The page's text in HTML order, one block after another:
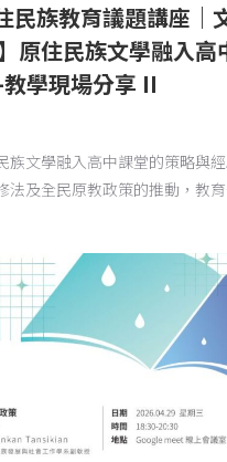
民族教育議題講座｜
原住民族文學融入高
學現場分享 II
族文學融入高中課堂的策略與
法及全民原教政策的推動，教